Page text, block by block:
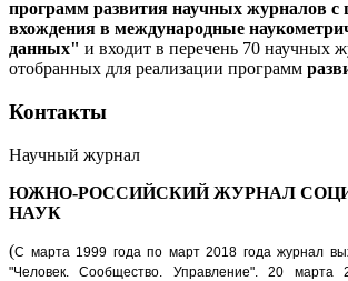
программ развития научных журналов с
вхождения в международные
данных" и входит в перечень 70 научных
отобранных для реализации программ
Контакты
Научный журнал
ЮЖНО-РОССИЙСКИЙ ЖУРНАЛ
НАУК
(С марта 1999 года по март 2018 года журнал
"Человек. Сообщество. Управление".20 марта